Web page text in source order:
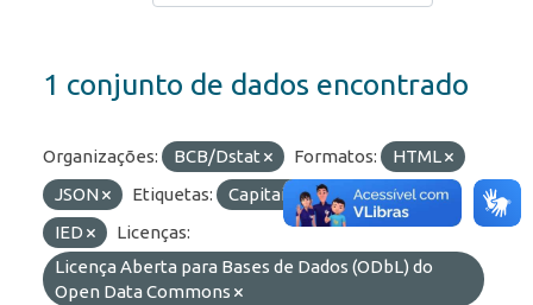
1 conjunto de dados encontrado
Organizações: BCB/Dstat Formatos:
HTML
JSON
Etiquetas:
Capitais Estrangeiros
IED
Licenças:
Licença Aberta para Bases de Dados (ODbL) do
Open Data Commons